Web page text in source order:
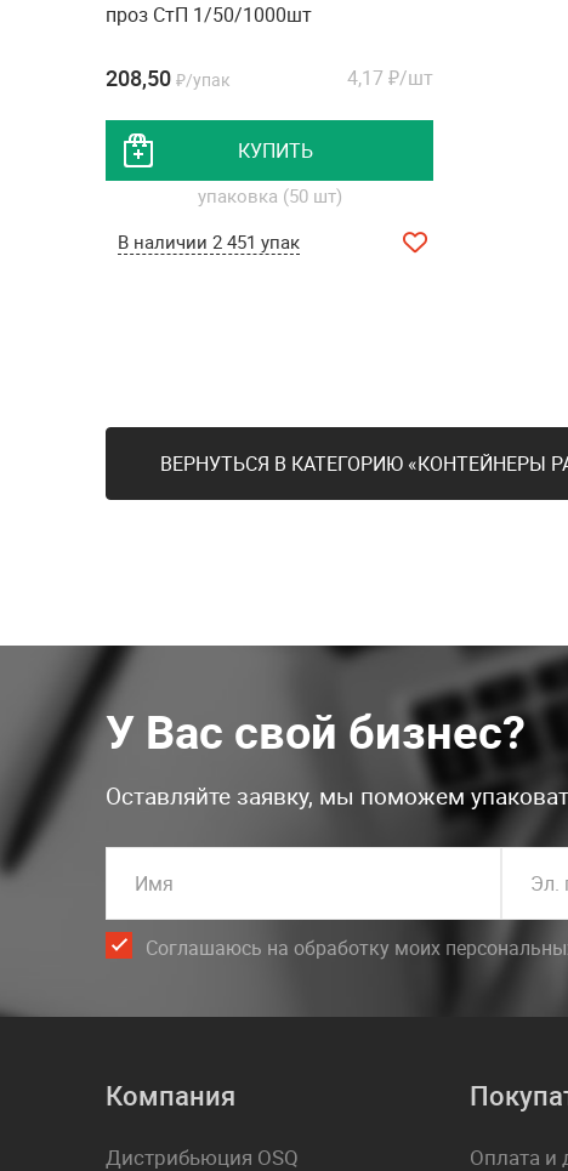
проз СтП 1/50/1000шт
208,50 ₽/упак 4,17 ₽/шт
КУПИТЬ
упаковка (50 шт)
В наличии 2 451 упак
ВЕРНУТЬСЯ В КАТЕГОРИЮ «КОНТЕЙНЕРЫ
У Вас свой бизнес?
Оставляйте заявку, мы поможем
Имя Эл.
Соглашаюсь на обработку моих
Компания
Дистрибьюция OSQ Оплата и